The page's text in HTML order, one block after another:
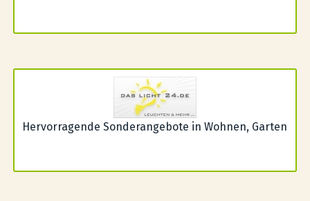
Hervorragende Sonderangebote in Wohnen, Garten